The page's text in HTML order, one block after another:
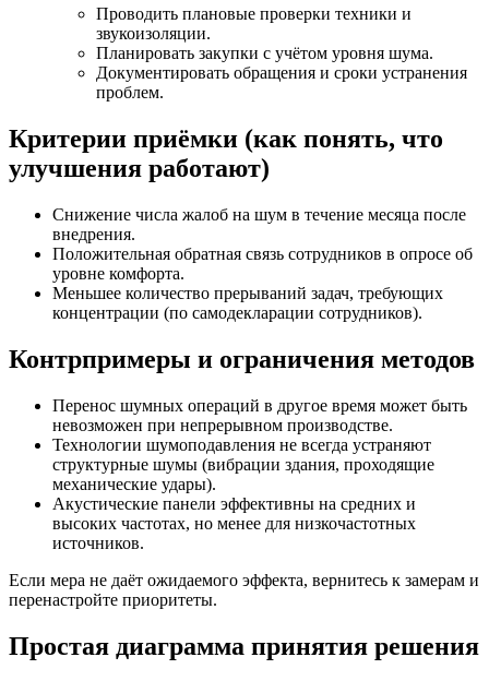
Проводить плановые проверки техники и
звукоизоляции.
Планировать закупки с учётом уровня шума.
Документировать обращения и сроки устранения
проблем.
Критерии приёмки (как понять, что
улучшения работают)
Снижение числа жалоб на шум в течение месяца после
внедрения.
Положительная обратная связь сотрудников в опросе об
уровне комфорта.
Меньшее количество прерываний задач, требующих
концентрации (по самодекларации сотрудников).
Контрпримеры и ограничения методов
Перенос шумных операций в другое время может быть
невозможен при непрерывном производстве.
Технологии шумоподавления не всегда устраняют
структурные шумы (вибрации здания, проходящие
механические удары).
Акустические панели эффективны на средних и
высоких частотах, но менее для низкочастотных
источников.
Если мера не даёт ожидаемого эффекта, вернитесь к замерам и
перенастройте приоритеты.
Простая диаграмма принятия решения